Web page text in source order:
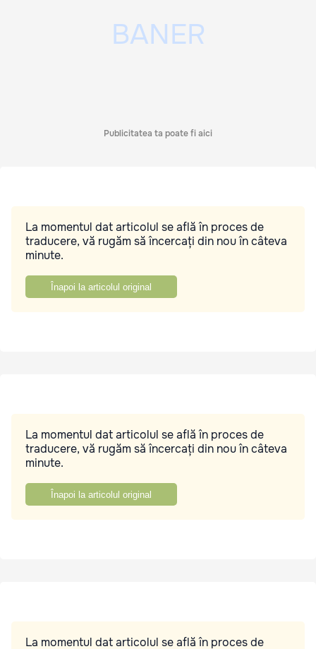
Publicitatea ta poate fi aici
La momentul dat articolul se află în proces de
traducere, vă rugăm să încercați din nou în câteva
minute.
Înapoi la articolul original
La momentul dat articolul se află în proces de
traducere, vă rugăm să încercați din nou în câteva
minute.
Înapoi la articolul original
La momentul dat articolul se află în proces de